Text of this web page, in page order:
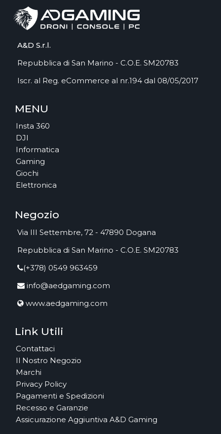
A&D S.r.l.
Repubblica di San Marino - C.O.E. SM20783
Iscr. al Reg. eCommerce al nr.194 dal 08/05/2017
MENU
Insta 360
DJI
Informatica
Gaming
Giochi
Elettronica
Negozio
Via III Settembre, 72 - 47890 Dogana
Repubblica di San Marino - C.O.E. SM20783
(+378) 0549 963459
info@aedgaming.com
www.aedgaming.com
Link Utili
Contattaci
Il Nostro Negozio
Marchi
Privacy Policy
Pagamenti e Spedizioni
Recesso e Garanzie
Assicurazione Aggiuntiva A&D Gaming